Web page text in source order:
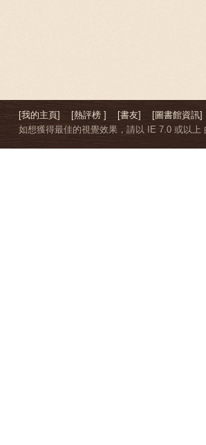
[我的主頁] [熱評榜 ] [書友] [圖書館資訊]
如想獲得最佳的視覺效果，請以 IE 7.0 或以